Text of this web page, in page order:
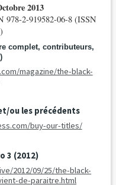
2013
978-2-919582-06-8 (ISSN
complet, contributeurs,
magazine/the-black-
ou les précédents
buy-our-titles/
3 (2012)
2012/09/25/the-black-
de-paraitre.html